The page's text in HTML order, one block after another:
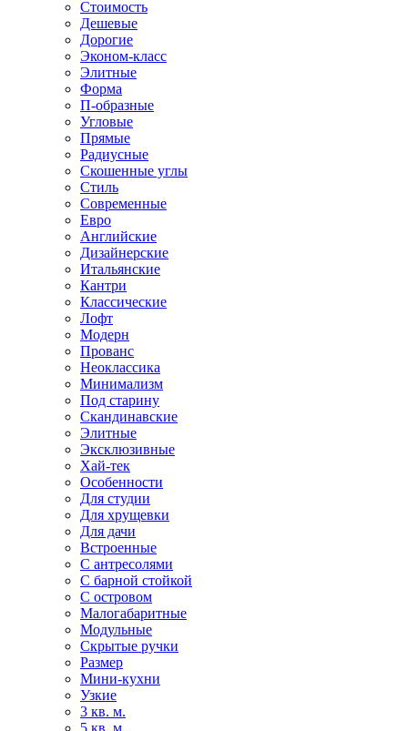
Стоимость
Дешевые
Дорогие
Эконом-класс
Элитные
Форма
П-образные
Угловые
Прямые
Радиусные
Скошенные углы
Стиль
Современные
Евро
Английские
Дизайнерские
Итальянские
Кантри
Классические
Лофт
Модерн
Прованс
Неоклассика
Минимализм
Под старину
Скандинавские
Элитные
Эксклюзивные
Хай-тек
Особенности
Для студии
Для хрущевки
Для дачи
Встроенные
С антресолями
С барной стойкой
С островом
Малогабаритные
Модульные
Скрытые ручки
Размер
Мини-кухни
Узкие
3 кв. м.
5 кв. м.